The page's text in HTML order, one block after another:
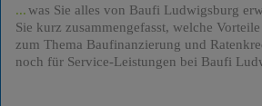
was Sie alles von Baufi Ludwigsburg
Sie kurz zusammengefasst, welche
zum Thema Baufinanzierung und
noch für Service-Leistungen bei Baufi